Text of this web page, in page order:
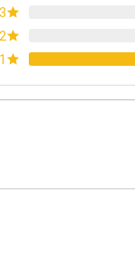
3
2
1